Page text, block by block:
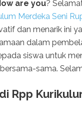
are you?
Merdeka Seni
dan menarik ini
dalam
siswa untuk
sama.
Rpp